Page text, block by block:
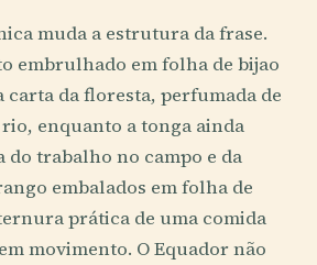
muda a estrutura da frase.
embrulhado em folha de bijao
carta da floresta, perfumada de
enquanto a tonga ainda
do trabalho no campo e da
embalados em folha de
prática de uma comida
movimento. O Equador não